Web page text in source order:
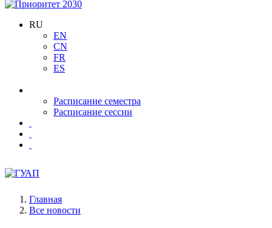
RU
EN
CN
FR
ES
Расписание семестра
Расписание сессии
Главная
Все новости